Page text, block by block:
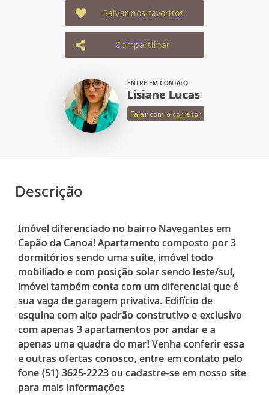
Salvar nos favoritos
Compartilhar
ENTRE EM CONTATO
Lisiane Lucas
Falar com o corretor
Descrição
Imóvel diferenciado no bairro Navegantes em
Capão da Canoa! Apartamento composto por 3
dormitórios sendo uma suíte, imóvel todo
mobiliado e com posição solar sendo leste/sul,
imóvel também conta com um diferencial que é
sua vaga de garagem privativa. Edifício de
esquina com alto padrão construtivo e exclusivo
com apenas 3 apartamentos por andar e a
apenas uma quadra do mar! Venha conferir essa
e outras ofertas conosco, entre em contato pelo
fone (51) 3625-2223 ou cadastre-se em nosso site